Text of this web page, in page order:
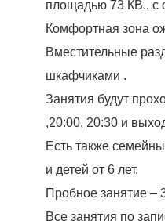
площадью 73 КВ., с
Комфортная зона
Вместительные
шкафчиками .
Занятия будут
,20:00, 20:30 и
Есть также
и детей от 6 лет.
Пробное занятие –
Все занятия по